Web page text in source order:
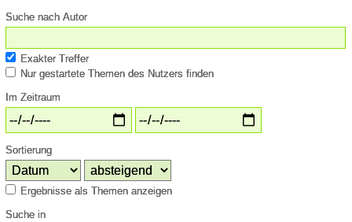
Suche nach Autor
Exakter Treffer
Nur gestartete Themen des Nutzers finden
Im Zeitraum
Sortierung
Ergebnisse als Themen anzeigen
Suche in